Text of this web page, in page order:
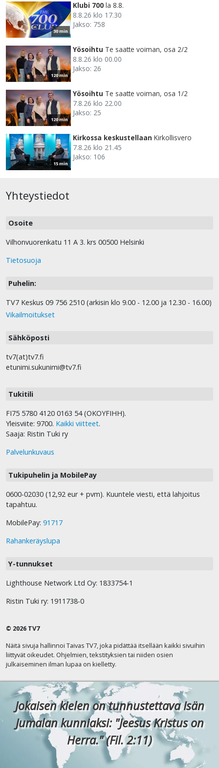
30 min
Klubi 700 la 8.8.
8.8.26 klo 17.30
Jakso: 758
120 min
Yösoihtu Te saatte voiman, osa 2/2
8.8.26 klo 00.00
Jakso: 26
120 min
Yösoihtu Te saatte voiman, osa 1/2
7.8.26 klo 22.00
Jakso: 25
15 min
Kirkossa keskustellaan Kirkollisvero
7.8.26 klo 21.45
Jakso: 106
Yhteystiedot
Osoite
Vilhonvuorenkatu 11 A 3. krs 00500 Helsinki
Tietosuoja
Puhelin:
TV7 Keskus 09 756 2510 (arkisin klo 9.00 - 12.00 ja 12.30 - 16.00)
Vikailmoitukset
Sähköposti
tv7(at)tv7.fi
etunimi.sukunimi@tv7.fi
Tukitili
FI75 5780 4120 0163 54 (OKOYFIHH).
Yleisviite: 9700. Kaikki viitteet.
Saaja: Ristin Tuki ry
Palvelunkuvaus
Tukipuhelin ja MobilePay
0600-02030 (12,92 eur + pvm). Kuuntele viesti, että lahjoitus
tapahtuu.
MobilePay: 91717
Rahankeräyslupa
Y-tunnukset
Lighthouse Network Ltd Oy: 1833754-1
Ristin Tuki ry: 1911738-0
© 2026 TV7
Näitä sivuja hallinnoi Taivas TV7, joka pidättää itsellään kaikki sivuihin
liittyvät oikeudet. Ohjelmien, tekstityksien tai niiden osien
julkaiseminen ilman lupaa on kielletty.
Jokaisen kielen on tunnustettava Isän
Jumalan kunniaksi: "Jeesus Kristus on
Herra." (Fil. 2:11)